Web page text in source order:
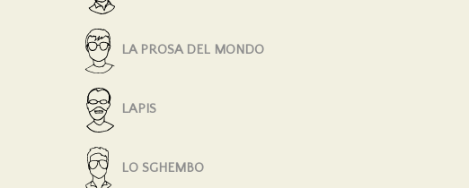
LA PROSA DEL MONDO
LAPIS
LO SGHEMBO